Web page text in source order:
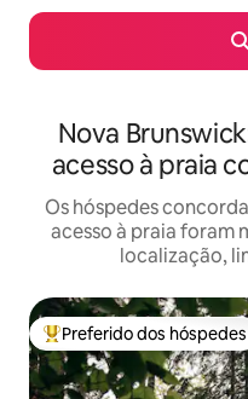
Nova
acesso à praia
Os hóspedes
acesso à praia foram
localização,
Entre os melhores
Preferido dos hóspedes